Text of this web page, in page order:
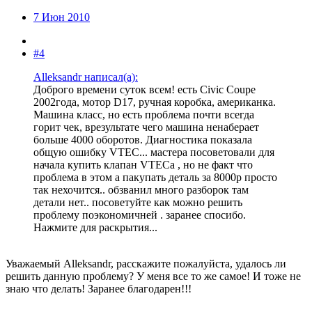
7 Июн 2010
#4
Alleksandr написал(а):
Доброго времени суток всем! есть Civic Coupe
2002года, мотор D17, ручная коробка, американка.
Машина класс, но есть проблема почти всегда
горит чек, врезультате чего машина ненаберает
больше 4000 оборотов. Диагностика показала
общую ошибку VTEC... мастера посоветовали для
начала купить клапан VTECа , но не факт что
проблема в этом а пакупать деталь за 8000р просто
так нехочится.. обзванил много разборок там
детали нет.. посоветуйте как можно решить
проблему поэкономичней . заранее спосибо.
Нажмите для раскрытия...
Уважаемый Alleksandr, расскажите пожалуйста, удалось ли
решить данную проблему? У меня все то же самое! И тоже не
знаю что делать! Заранее благодарен!!!